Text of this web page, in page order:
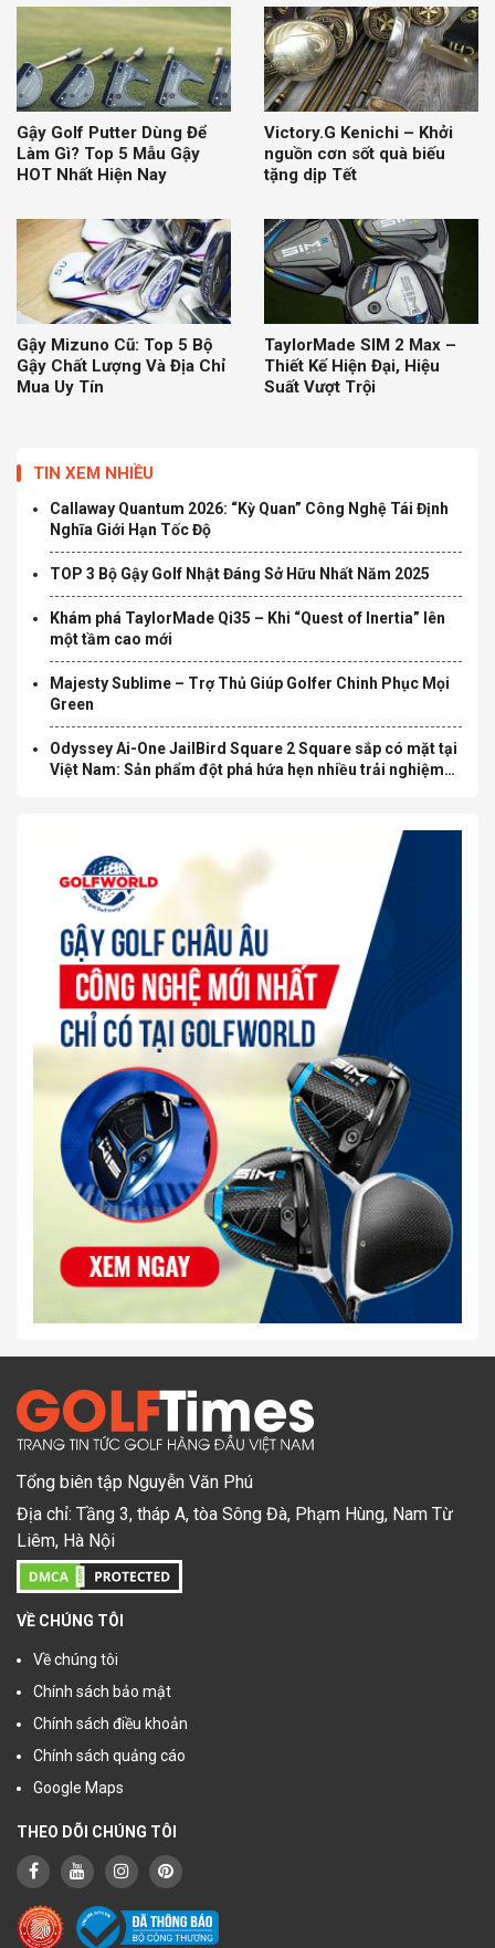
Gậy Golf Putter Dùng Để
Làm Gì? Top 5 Mẫu Gậy
HOT Nhất Hiện Nay
Victory.G Kenichi – Khởi
nguồn cơn sốt quà biếu
tặng dịp Tết
Gậy Mizuno Cũ: Top 5 Bộ
Gậy Chất Lượng Và Địa Chỉ
Mua Uy Tín
TaylorMade SIM 2 Max –
Thiết Kế Hiện Đại, Hiệu
Suất Vượt Trội
TIN XEM NHIỀU
Callaway Quantum 2026: “Kỳ Quan” Công Nghệ Tái Định
Nghĩa Giới Hạn Tốc Độ
TOP 3 Bộ Gậy Golf Nhật Đáng Sở Hữu Nhất Năm 2025
Khám phá TaylorMade Qi35 – Khi “Quest of Inertia” lên
một tầm cao mới
Majesty Sublime – Trợ Thủ Giúp Golfer Chinh Phục Mọi
Green
Odyssey Ai-One JailBird Square 2 Square sắp có mặt tại
Việt Nam: Sản phẩm đột phá hứa hẹn nhiều trải nghiệm
Tổng biên tập Nguyễn Văn Phú
Địa chỉ: Tầng 3, tháp A, tòa Sông Đà, Phạm Hùng, Nam Từ
Liêm, Hà Nội
VỀ CHÚNG TÔI
Về chúng tôi
Chính sách bảo mật
Chính sách điều khoản
Chính sách quảng cáo
Google Maps
THEO DÕI CHÚNG TÔI